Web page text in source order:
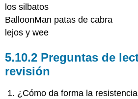
los silbatos
BalloonMan patas de cabra
lejos y wee
5.10.2 Preguntas de
revisión
¿Cómo da forma la